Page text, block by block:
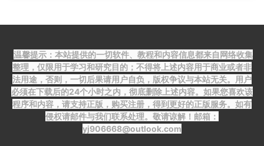
温馨提示：本站提供的一切软件、教程和内容信息都来自网络收集
整理，仅限用于学习和研究目的；不得将上述内容用于商业或者非
法用途，否则，一切后果请用户自负，版权争议与本站无关。用户
必须在下载后的24个小时之内，彻底删除上述内容。如果您喜欢该
程序和内容，请支持正版，购买注册，得到更好的正版服务。如有
侵权请邮件与我们联系处理。敬请谅解！邮箱：
yj906668@outlook.com